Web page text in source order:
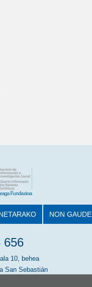
NON GAUDE
656
10, behea
San Sebastián